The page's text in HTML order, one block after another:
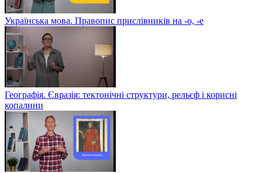
Українська мова. Правопис прислівників на -о, -е
Географія. Євразія: тектонічні структури, рельєф і корисні
копалини